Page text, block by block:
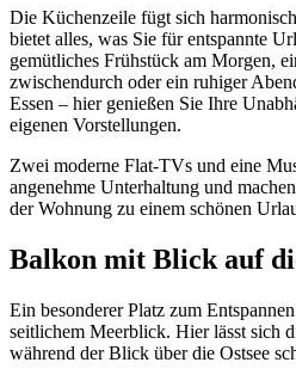
Die Küchenzeile fügt sich
bietet alles, was Sie für entspannte
gemütliches Frühstück am Morgen,
zwischendurch oder ein ruhiger
Essen – hier genießen Sie Ihre
eigenen Vorstellungen.
Zwei moderne Flat-TVs und eine
angenehme Unterhaltung und
der Wohnung zu einem schönen
Balkon mit Blick auf
Ein besonderer Platz zum
seitlichem Meerblick. Hier lässt sich
während der Blick über die Ostsee